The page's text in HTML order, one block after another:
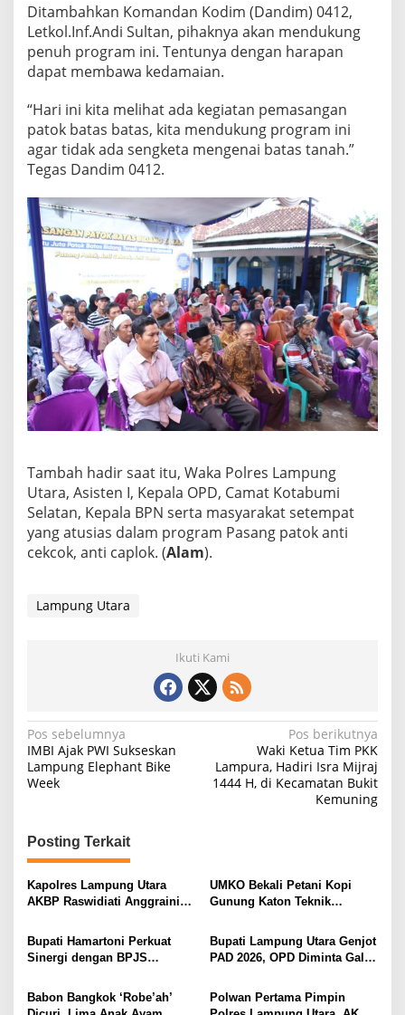
Ditambahkan Komandan Kodim (Dandim) 0412,
Letkol.Inf.Andi Sultan, pihaknya akan mendukung
penuh program ini. Tentunya dengan harapan
dapat membawa kedamaian.
“Hari ini kita melihat ada kegiatan pemasangan
patok batas batas, kita mendukung program ini
agar tidak ada sengketa mengenai batas tanah.”
Tegas Dandim 0412.
Tambah hadir saat itu, Waka Polres Lampung
Utara, Asisten I, Kepala OPD, Camat Kotabumi
Selatan, Kepala BPN serta masyarakat setempat
yang atusias dalam program Pasang patok anti
cekcok, anti caplok. (Alam).
Lampung Utara
Ikuti Kami
N
a
v
g
a
s
p
o
s
Pos sebelumnya
IMBI Ajak PWI Sukseskan
Lampung Elephant Bike
Week
Pos berikutnya
Waki Ketua Tim PKK
Lampura, Hadiri Isra Mijraj
1444 H, di Kecamatan Bukit
Kemuning
Posting Terkait
Kapolres Lampung Utara
AKBP Raswidiati Anggraini
Tokoh Masyarakat dan Adat
Perkuat Kamtibmas
UMKO Bekali Petani Kopi
Gunung Katon Teknik
Jual Hasil Panen Meningkat
Bupati Hamartoni Perkuat
Sinergi dengan BPJS
Kesehatan Makin Cepat dan
Mudah
Bupati Lampung Utara Genjot
PAD 2026, OPD Diminta Gali
hingga Optimalkan PBB-P2
Babon Bangkok ‘Robe’ah’
Polwan Pertama Pimpin